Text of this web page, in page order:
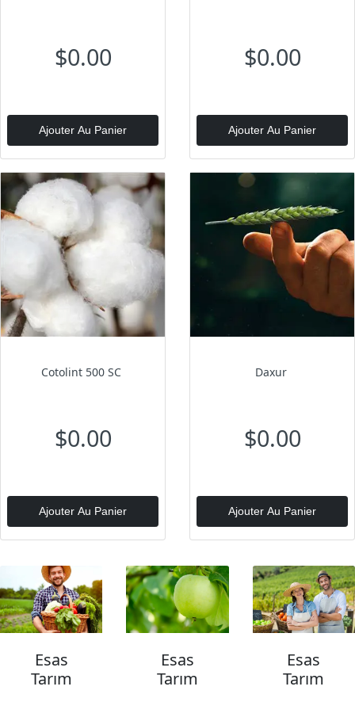
$0.00
Ajouter Au Panier
$0.00
Ajouter Au Panier
Cotolint 500 SC
$0.00
Ajouter Au Panier
Daxur
$0.00
Ajouter Au Panier
Esas
Tarım
Esas
Tarım
Esas
Tarım